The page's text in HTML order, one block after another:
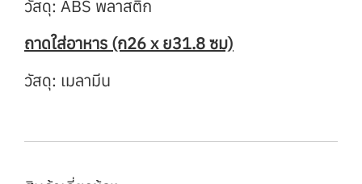
วัสดุ: ABS พลาสติก
ถาดใส่อาหาร (ก26 x ย31.8 ซม)
วัสดุ: เมลามีน